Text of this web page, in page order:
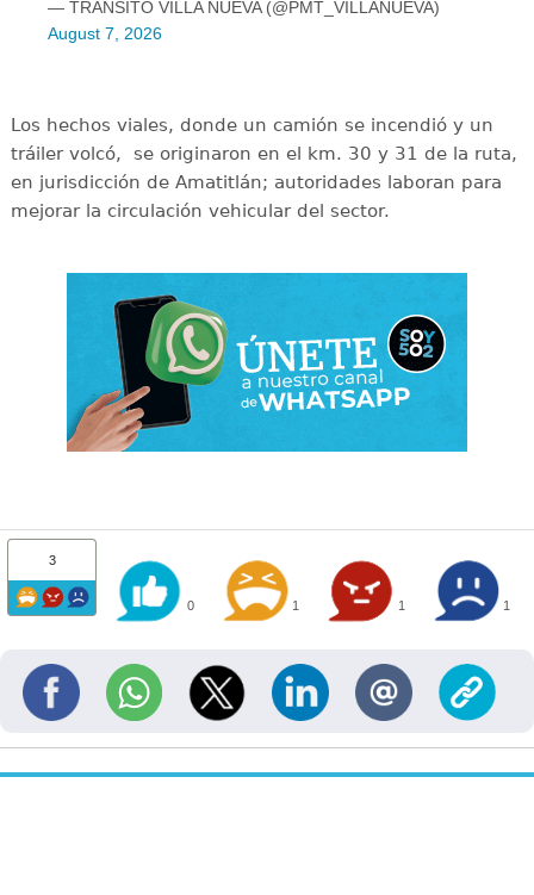
— TRANSITO VILLA NUEVA (@PMT_VILLANUEVA)
August 7, 2026
Los hechos viales, donde un camión se incendió y un
tráiler volcó, se originaron en el km. 30 y 31 de la ruta,
en jurisdicción de Amatitlán; autoridades laboran para
mejorar la circulación vehicular del sector.
3
0 1 1 1